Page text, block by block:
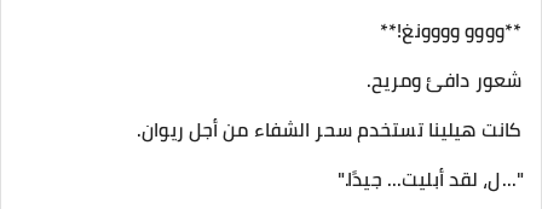
**وووو وووونغ!**
شعور دافئ ومريح.
كانت هيلينا تستخدم سحر الشفاء من أجل ريوان.
"...ل، لقد أبليت... جيدًا."